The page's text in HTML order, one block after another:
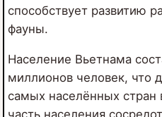
способствует развитию
фауны.
Население Вьетнама
миллионов человек, что
самых населённых стран
часть населения